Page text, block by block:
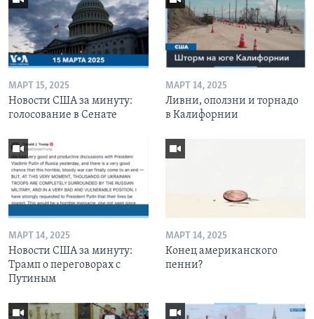
МАРТ 15, 2025
Новости США за минуту:
голосование в Сенате
МАРТ 14, 2025
Ливни, оползни и торнадо
в Калифорнии
МАРТ 14, 2025
Новости США за минуту:
Трамп о переговорах с
Путиным
МАРТ 14, 2025
Конец американского
пенни?